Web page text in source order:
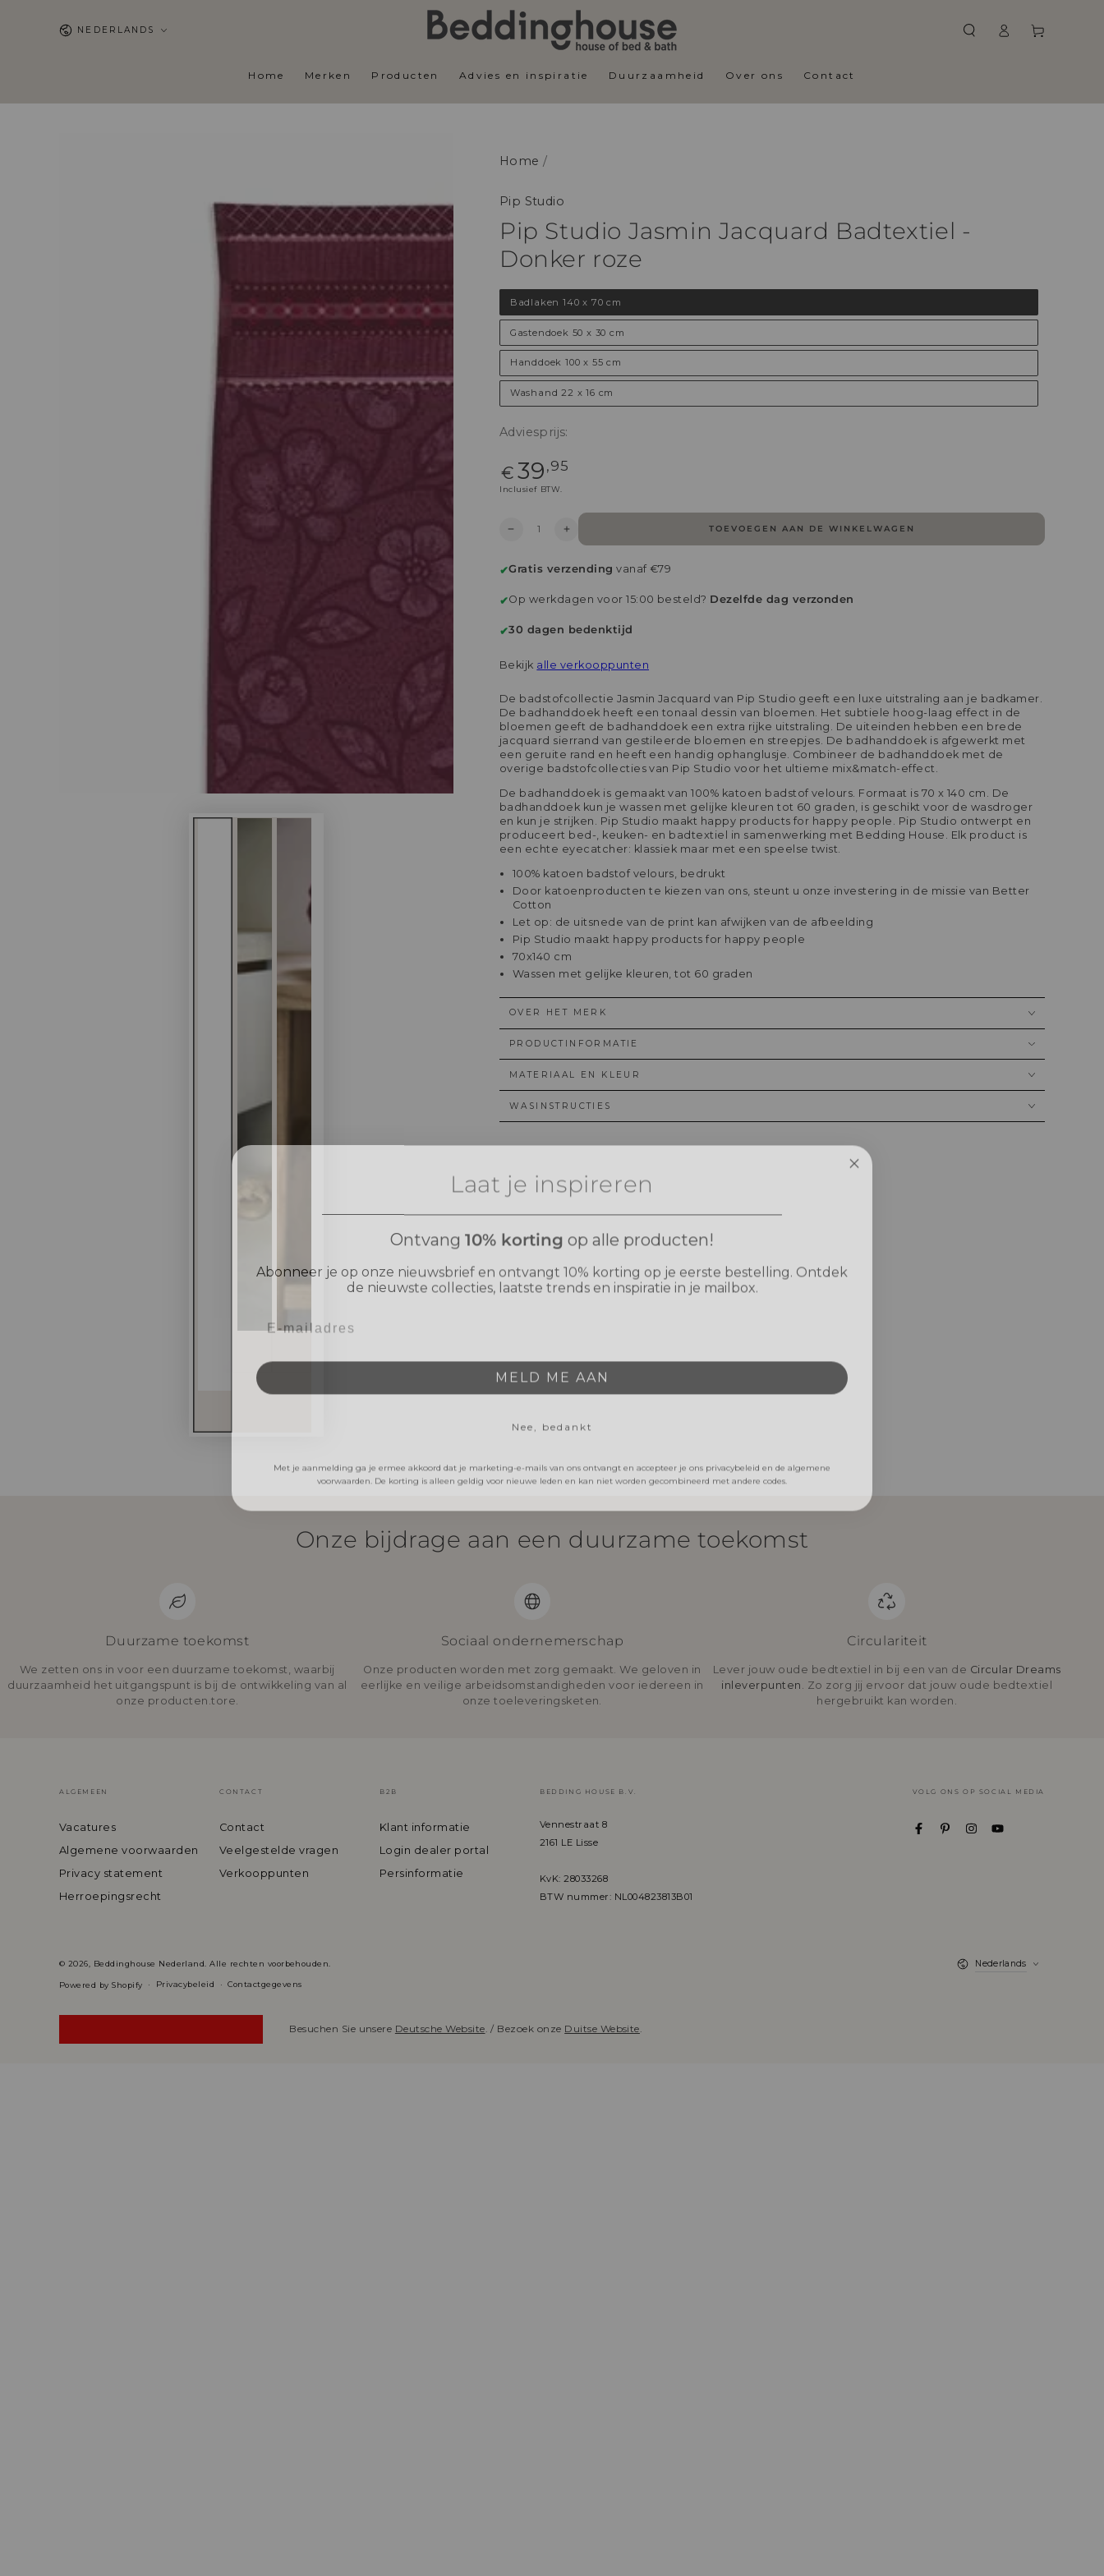
TaalNEDERLANDS
Home Merken Producten Advies en inspiratie Duurzaamheid Over ons Contact
in
Winkelwagen
Home /
Pip Studio
Pip Studio Jasmin Jacquard Badtextiel -
Donker roze
Badlaken 140 x 70 cm
Gastendoek 50 x 30 cm
Handdoek 100 x 55 cm
Washand 22 x 16 cm
Adviesprijs:
Reguliere
{{
price
€ 39 ,95
Inclusief BTW.
Aantal
Verlaag
Pip
Jasmin
Badtextiel
roze
Hoog
aantal
voor
Studio
Jacquard
Donker
TOEVOEGEN AAN DE WINKELWAGEN
✔Gratis verzending vanaf €79
✔Op werkdagen voor 15:00 besteld? Dezelfde dag verzonden
✔30 dagen bedenktijd
Bekijk alle verkooppunten
De badstofcollectie Jasmin Jacquard van Pip Studio geeft een luxe uitstraling aan je badkamer.
De badhanddoek heeft een tonaal dessin van bloemen. Het subtiele hoog-laag effect in de
bloemen geeft de badhanddoek een extra rijke uitstraling. De uiteinden hebben een brede
jacquard sierrand van gestileerde bloemen en streepjes. De badhanddoek is afgewerkt met
een geruite rand en heeft een handig ophanglusje. Combineer de badhanddoek met de
overige badstofcollecties van Pip Studio voor het ultieme mix&match-effect.
De badhanddoek is gemaakt van 100% katoen badstof velours. Formaat is 70 x 140 cm. De
badhanddoek kun je wassen met gelijke kleuren tot 60 graden, is geschikt voor de wasdroger
en kun je strijken. Pip Studio maakt happy products for happy people. Pip Studio ontwerpt en
produceert bed-, keuken- en badtextiel in samenwerking met Bedding House. Elk product is
een echte eyecatcher: klassiek maar met een speelse twist.
100% katoen badstof velours, bedrukt
Door katoenproducten te kiezen van ons, steunt u onze investering in de missie van Better
Cotton
Let op: de uitsnede van de print kan afwijken van de afbeelding
Pip Studio maakt happy products for happy people
70x140 cm
Wassen met gelijke kleuren, tot 60 graden
OVER HET MERK
PRODUCTINFORMATIE
MATERIAAL EN KLEUR
WASINSTRUCTIES
Onze bijdrage aan een duurzame toekomst
Duurzame toekomst
We zetten ons in voor een duurzame toekomst, waarbij
duurzaamheid het uitgangspunt is bij de ontwikkeling van al
onze producten.tore.
Sociaal ondernemerschap
Onze producten worden met zorg gemaakt. We geloven in
eerlijke en veilige arbeidsomstandigheden voor iedereen in
onze toeleveringsketen.
Circulariteit
Lever jouw oude bedtextiel in bij een van de Circular Dreams
inleverpunten . Zo zorg jij ervoor dat jouw oude bedtextiel
hergebruikt kan worden.
ALGEMEEN
Vacatures
Algemene voorwaarden
Privacy statement
Herroepingsrecht
CONTACT
Contact
Veelgestelde vragen
Verkooppunten
B2B
Klant informatie
Login dealer portal
Persinformatie
BEDDING HOUSE B.V.
Vennestraat 8
2161 LE Lisse
KvK: 28033268
BTW nummer: NL004823813B01
VOLG ONS OP SOCIAL MEDIA
© 2026, Beddinghouse Nederland. Alle rechten voorbehouden.
Powered by Shopify Privacybeleid Contactgegevens
Taal
Nederlands
Besuchen Sie unsere Deutsche Website. / Bezoek onze Duitse Website.
Laat je inspireren
10% korting
de nieuwste collecties, laatste trends en inspiratie in je mailbox.
MELD ME AAN
voorwaarden. De korting is alleen geldig voor nieuwe leden en kan niet worden gecombineerd met andere codes.